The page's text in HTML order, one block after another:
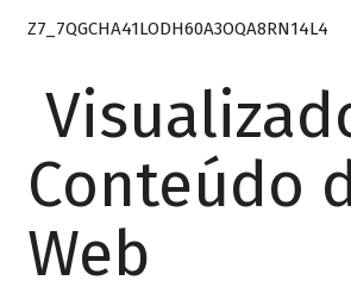
Z7_7QGCHA41LODH60A3OQA8RN14L4
Conteúdo
Web